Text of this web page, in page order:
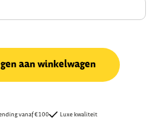
aan winkelwagen
vanaf €100 Luxe kwaliteit